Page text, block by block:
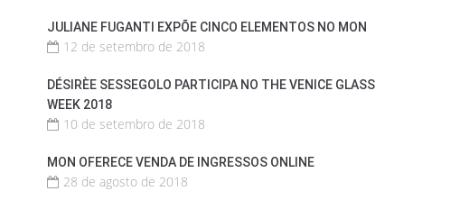
JULIANE FUGANTI EXPÕE CINCO ELEMENTOS NO MON
12 de setembro de 2018
DÉSIRÈE SESSEGOLO PARTICIPA NO THE VENICE GLASS
WEEK 2018
10 de setembro de 2018
MON OFERECE VENDA DE INGRESSOS ONLINE
28 de agosto de 2018